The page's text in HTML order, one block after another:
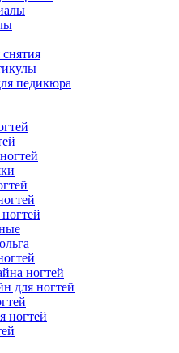
педикюра
ногтей
для ногтей
ногтей